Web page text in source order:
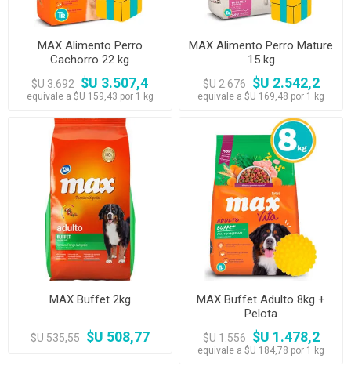
MAX Alimento Perro
Cachorro 22 kg
$U 3.692 $U 3.507,4
equivale a $U 159,43 por 1 kg
MAX Alimento Perro Mature
15 kg
$U 2.676 $U 2.542,2
equivale a $U 169,48 por 1 kg
MAX Buffet 2kg
$U 535,55 $U 508,77
MAX Buffet Adulto 8kg +
Pelota
$U 1.556 $U 1.478,2
equivale a $U 184,78 por 1 kg